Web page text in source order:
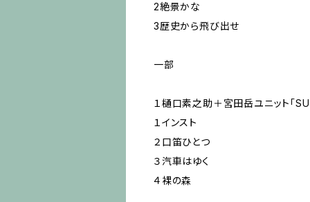
2絶景かな
3歴史から飛び出せ
一部
１樋口素之助＋宮田岳ユニット「
１インスト
２口笛ひとつ
３汽車はゆく
４裸の森